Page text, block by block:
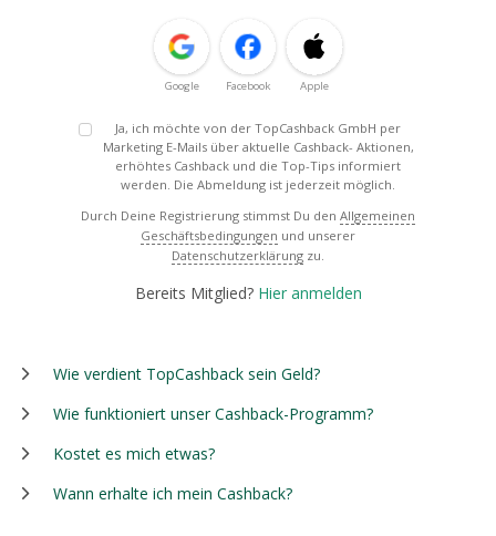
Google Facebook Apple
Ja, ich möchte von der TopCashback GmbH per
Marketing E-Mails über aktuelle Cashback- Aktionen,
erhöhtes Cashback und die Top-Tips informiert
werden. Die Abmeldung ist jederzeit möglich.
Durch Deine Registrierung stimmst Du den Allgemeinen
Geschäftsbedingungen und unserer
Datenschutzerklärung zu.
Bereits Mitglied? Hier anmelden
Wie verdient TopCashback sein Geld?
Wie funktioniert unser Cashback-Programm?
Kostet es mich etwas?
Wann erhalte ich mein Cashback?